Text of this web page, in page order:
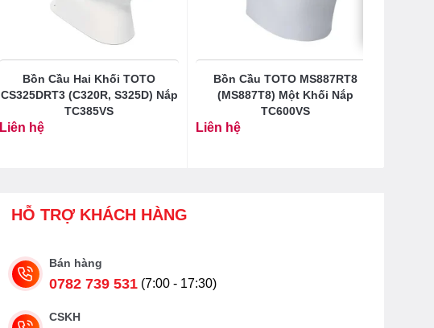
Bồn Cầu Hai Khối TOTO
CS325DRT3 (C320R, S325D) Nắp
TC385VS
Liên hệ
Bồn Cầu TOTO MS887RT8
(MS887T8) Một Khối Nắp
TC600VS
Liên hệ
HỖ TRỢ KHÁCH HÀNG
Bán hàng
0782 739 531 (7:00 - 17:30)
CSKH